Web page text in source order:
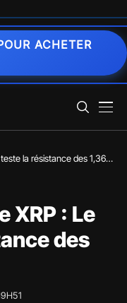
ACHETER
la résistance des 1,365
XRP : Le
des